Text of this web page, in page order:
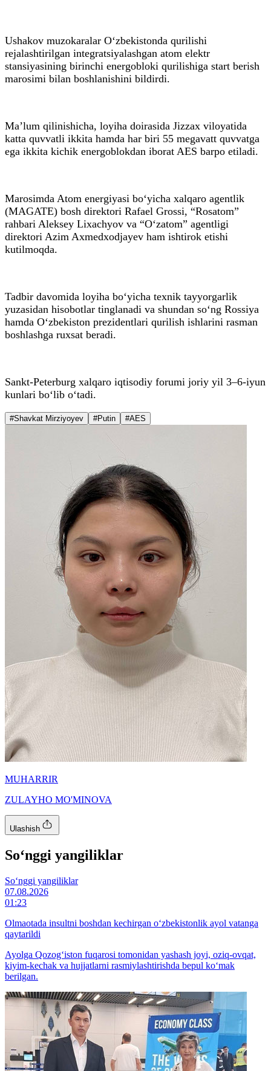
Ushakov muzokaralar O‘zbekistonda qurilishi
rejalashtirilgan integratsiyalashgan atom elektr
stansiyasining birinchi energobloki qurilishiga start berish
marosimi bilan boshlanishini bildirdi.
Ma’lum qilinishicha, loyiha doirasida Jizzax viloyatida
katta quvvatli ikkita hamda har biri 55 megavatt quvvatga
ega ikkita kichik energoblokdan iborat AES barpo etiladi.
Marosimda Atom energiyasi bo‘yicha xalqaro agentlik
(MAGATE) bosh direktori Rafael Grossi, “Rosatom”
rahbari Aleksey Lixachyov va “O‘zatom” agentligi
direktori Azim Axmedxodjayev ham ishtirok etishi
kutilmoqda.
Tadbir davomida loyiha bo‘yicha texnik tayyorgarlik
yuzasidan hisobotlar tinglanadi va shundan so‘ng Rossiya
hamda O‘zbekiston prezidentlari qurilish ishlarini rasman
boshlashga ruxsat beradi.
Sankt-Peterburg xalqaro iqtisodiy forumi joriy yil 3–6-iyun
kunlari bo‘lib o‘tadi.
#Shavkat Mirziyoyev #Putin #AES
MUHARRIR
ZULAYHO MO'MINOVA
Ulashish
So‘nggi yangiliklar
So‘nggi yangiliklar
07.08.2026
01:23
Olmaotada insultni boshdan kechirgan o‘zbekistonlik ayol vatanga
qaytarildi
Ayolga Qozog‘iston fuqarosi tomonidan yashash joyi, oziq-ovqat,
kiyim-kechak va hujjatlarni rasmiylashtirishda bepul ko‘mak
berilgan.